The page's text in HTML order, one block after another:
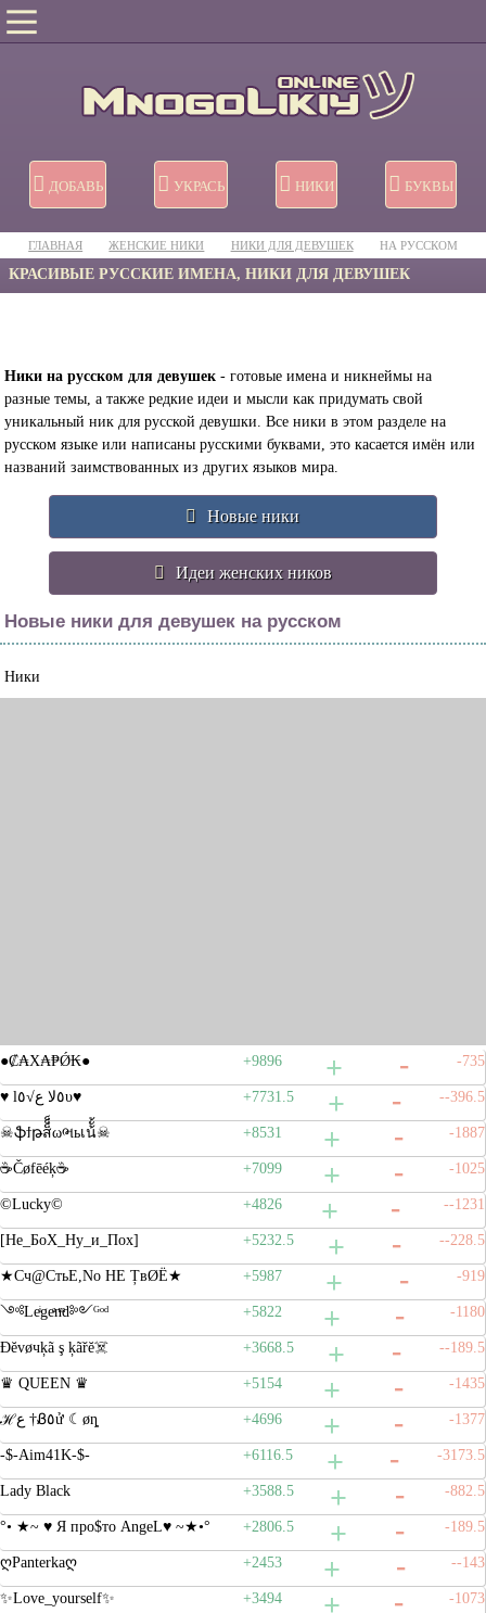
ДОБАВЬ УКРАСЬ НИКИ БУКВЫ
ГЛАВНАЯ ЖЕНСКИЕ НИКИ НИКИ ДЛЯ ДЕВУШЕК НА РУССКОМ
КРАСИВЫЕ РУССКИЕ ИМЕНА, НИКИ ДЛЯ ДЕВУШЕК
Ники на русском для девушек - готовые имена и никнеймы на
разные темы, а также редкие идеи и мысли как придумать свой
уникальный ник для русской девушки. Все ники в этом разделе на
русском языке или написаны русскими буквами, это касается имён или
названий заимствованных из других языков мира.
Новые ники
Идеи женских ников
Новые ники для девушек на русском
Ники
●₡₳Х₳₱Ǿ₭● +9896 -735
♥ l٥ﻻ ﻉ√٥υ♥ +7731.5 --396.5
☠ֆϯթส็็็ωભьเน้ั้☠ +8531 -1887
☕Čøfēéķ☕ +7099 -1025
©Lucky© +4826 --1231
[Не_БоХ_Ну_и_Пох] +5232.5 --228.5
★Сч@СтьЕ,Nо НЕ ȚвØЁ★ +5987 -919
༺Leͥgeͣnͫd༻ᴳᵒᵈ +5822 -1180
Ðĕvøчķã ş ķãřĕ☠️ +3668.5 --189.5
♛ QUEEN ♛ +5154 -1435
ℋع †Ᏸ٥ử ☾øȵ +4696 -1377
-$-Aim41K-$- +6116.5 -3173.5
Lady Black +3588.5 -882.5
°• ★~ ♥ Я про$то AngeL♥ ~★•° +2806.5 -189.5
ღPanterkaღ +2453 --143
✨Love_yourself✨ +3494 -1073